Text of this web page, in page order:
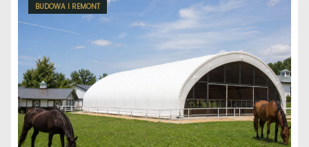
BUDOWA I REMONT